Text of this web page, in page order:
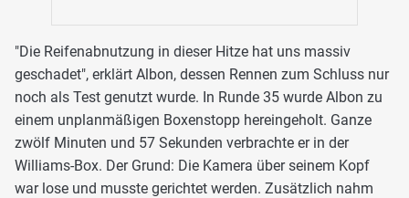
"Die Reifenabnutzung in dieser Hitze hat uns massiv
geschadet", erklärt Albon, dessen Rennen zum Schluss nur
noch als Test genutzt wurde. In Runde 35 wurde Albon zu
einem unplanmäßigen Boxenstopp hereingeholt. Ganze
zwölf Minuten und 57 Sekunden verbrachte er in der
Williams-Box. Der Grund: Die Kamera über seinem Kopf
war lose und musste gerichtet werden. Zusätzlich nahm